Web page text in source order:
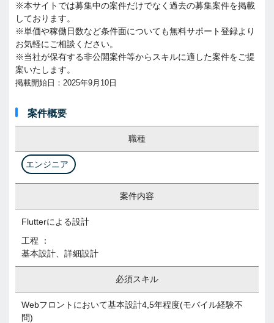
※本サイトでは募集中の案件だけでなく過去の募集案件を掲載
しております。
※単価や稼働日数など条件面についても無料サポート登録より
お気軽にご相談ください。
※当社が保有する非公開案件等からスキルに適した案件をご提
案いたします。
掲載開始日：2025年9月10日
案件概要
職種
エンジニア
案件内容
Flutterによる設計
工程 ：
基本設計、詳細設計
必須スキル
Webフロントにおいて基本設計4,5年程度(モバイル経験不
問)